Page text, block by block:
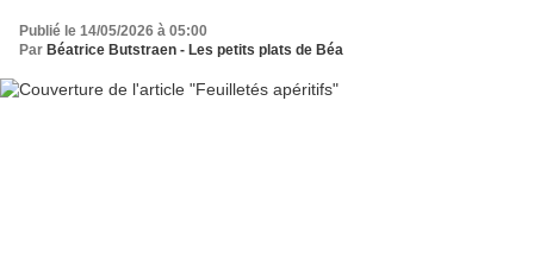
Publié le 14/05/2026 à 05:00
Par Béatrice Butstraen - Les petits plats de Béa